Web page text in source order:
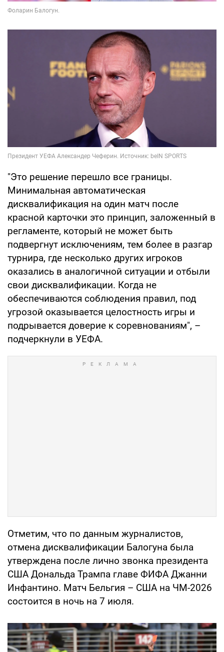
"Это решение перешло все границы.
Минимальная автоматическая
дисквалификация на один матч после
красной карточки это принцип, заложенный в
регламенте, который не может быть
подвергнут исключениям, тем более в разгар
турнира, где несколько других игроков
оказались в аналогичной ситуации и отбыли
свои дисквалификации. Когда не
обеспечиваются соблюдения правил, под
угрозой оказывается целостность игры и
подрывается доверие к соревнованиям", –
подчеркнули в УЕФА.
Отметим, что по данным журналистов,
отмена дисквалификации Балогуна была
утверждена после лично звонка президента
США Дональда Трампа главе ФИФА Джанни
Инфантино. Матч Бельгия – США на ЧМ-2026
состоится в ночь на 7 июля.